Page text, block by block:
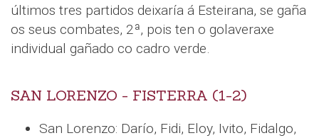
últimos tres partidos deixaría á Esteirana, se gaña
os seus combates, 2ª, pois ten o golaveraxe
individual gañado co cadro verde.
SAN LORENZO - FISTERRA (1-2)
San Lorenzo: Darío, Fidi, Eloy, Ivito, Fidalgo,